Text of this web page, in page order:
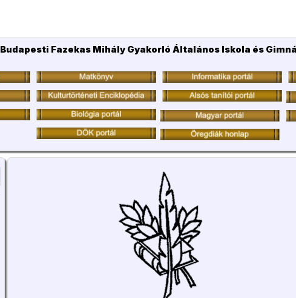
Budapesti Fazekas Mihály Gyakorló Általános Iskola és